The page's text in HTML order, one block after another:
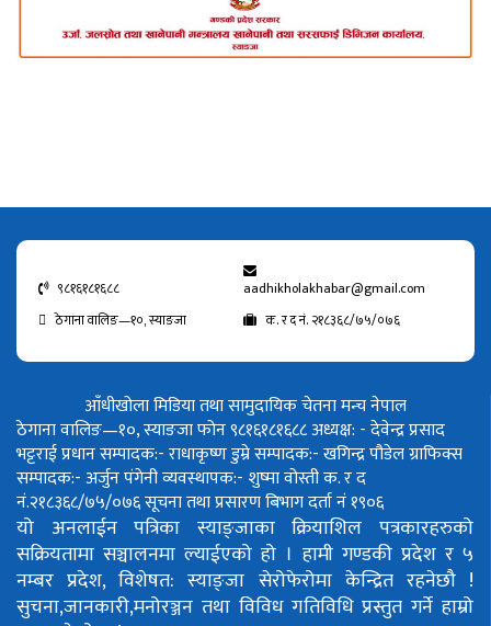
९८१६१८१६८८
aadhikholakhabar@gmail.com
ठेगाना वालिङ—१०, स्याङजा
क. र द नं. २१८३६८/७५/०७६
आँधीखोला मिडिया तथा सामुदायिक चेतना मन्च नेपाल
ठेगाना वालिङ—१०, स्याङजा फोन ९८१६१८१६८८अध्यक्ष: - देवेन्द्र प्रसाद
भट्टराईप्रधान सम्पादक:- राधाकृष्ण डुम्रेसम्पादक:- खगिन्द्र पौडेलग्राफिक्स
सम्पादक:- अर्जुन पंगेनीव्यवस्थापक:- शुष्मा वोस्तीक. र द
नं.२१८३६८/७५/०७६सूचना तथा प्रसारण बिभाग दर्ता नं १९०६
यो अनलाईन पत्रिका स्याङ्जाका क्रियाशिल पत्रकारहरुको
सक्रियतामा सञ्चालनमा ल्याईएको हो । हामी गण्डकी प्रदेश र ५
नम्बर प्रदेश, विशेषत: स्याङ्जा सेरोफेरोमा केन्द्रित रहनेछौ !
सुचना,जानकारी,मनोरञ्जन तथा विविध गतिविधि प्रस्तुत गर्ने हाम्रो